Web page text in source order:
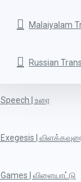
Malaiyalam
Russian
Speech | உரை
Exegesis |
Games | விளையாட்டு